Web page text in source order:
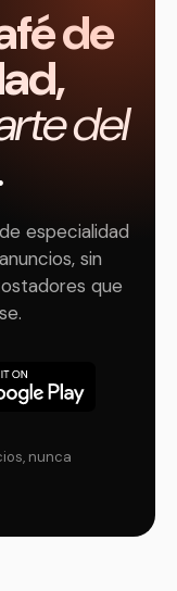
de
del
especialidad
sin
que
nunca